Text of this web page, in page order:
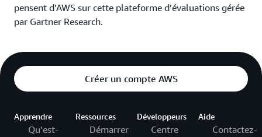
pensent d’AWS sur cette plateforme d’évaluations gérée
par Gartner Research.
Créer un compte AWS
Apprendre
Qu’est-
Ressources
Démarrer
Développeurs
Centre
Aide
Contactez-